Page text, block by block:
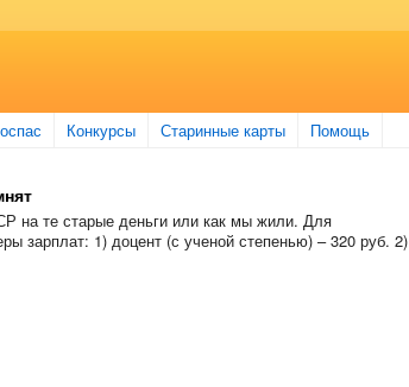
Конкурсы Старинные карты Помощь
на те старые деньги или как мы жили. Для
зарплат: 1) доцент (с ученой степенью) – 320 руб. 2)